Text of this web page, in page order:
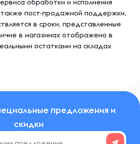
обработки и исполнения
также пост-продажной поддержки.
в сроки, представленные
в магазинах отображено в
остатками на складах
предложения и
скидки